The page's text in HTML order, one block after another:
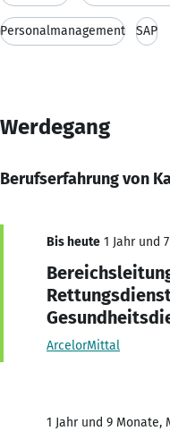
Personalmanagement SAP
Werdegang
Berufserfahrung von
Bis heute 1 Jahr und
ArcelorMittal
1 Jahr und 9 Monate,